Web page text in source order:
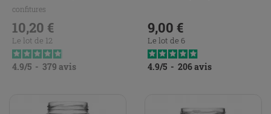
confitures
Prix
10,20 €
Le lot de 12
4.9/5 - 379 avis
Prix
9,00 €
Le lot de 6
4.9/5 - 206avis